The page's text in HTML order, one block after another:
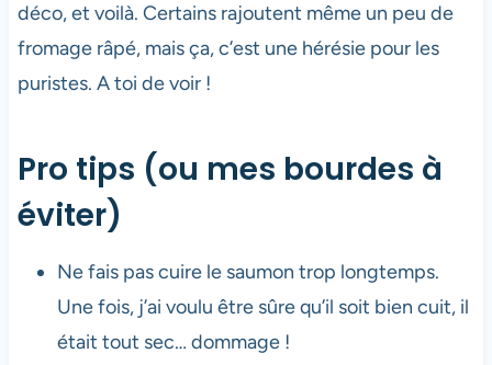
déco, et voilà. Certains rajoutent même un peu de
fromage râpé, mais ça, c’est une hérésie pour les
puristes. A toi de voir !
Pro tips (ou mes bourdes à
éviter)
Ne fais pas cuire le saumon trop longtemps.
Une fois, j’ai voulu être sûre qu’il soit bien cuit, il
était tout sec… dommage !